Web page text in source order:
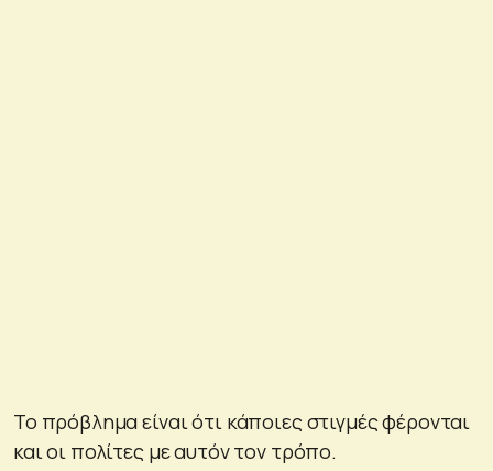
Το πρόβλημα είναι ότι κάποιες στιγμές φέρονται
και οι πολίτες με αυτόν τον τρόπο.